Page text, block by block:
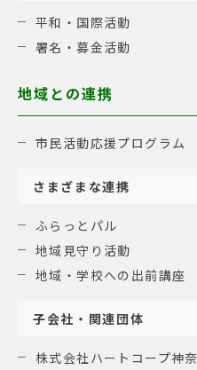
平和・国際活動
署名・募金活動
地域との連携
市民活動応援プログラム
さまざまな連携
ふらっとパル
地域見守り活動
地域・学校への出前講座
子会社・関連団体
株式会社ハートコープ神